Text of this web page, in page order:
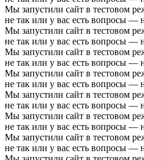
Мы запустили сайт в тестовом
не так или у вас есть вопросы —
Мы запустили сайт в тестовом
не так или у вас есть вопросы —
Мы запустили сайт в тестовом
не так или у вас есть вопросы —
Мы запустили сайт в тестовом
не так или у вас есть вопросы —
Мы запустили сайт в тестовом
не так или у вас есть вопросы —
Мы запустили сайт в тестовом
не так или у вас есть вопросы —
Мы запустили сайт в тестовом
не так или у вас есть вопросы —